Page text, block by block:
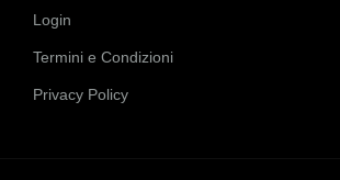
Login
Termini e Condizioni
Privacy Policy